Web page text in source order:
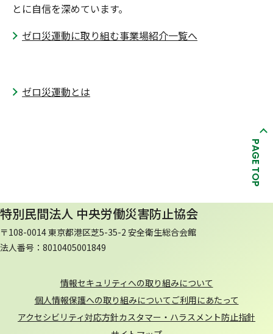
とに自信を深めています。
ゼロ災運動に取り組む事業場紹介一覧へ
ゼロ災運動とは
PAGE TOP
特別民間法人 中央労働災害防止協会
〒108-0014 東京都港区芝5-35-2 安全衛生総合会館
法人番号：8010405001849
情報セキュリティへの取り組みについて
個人情報保護への取り組みについて ご利用にあたって
アクセシビリティ対応方針カスタマー・ハラスメント防止指針